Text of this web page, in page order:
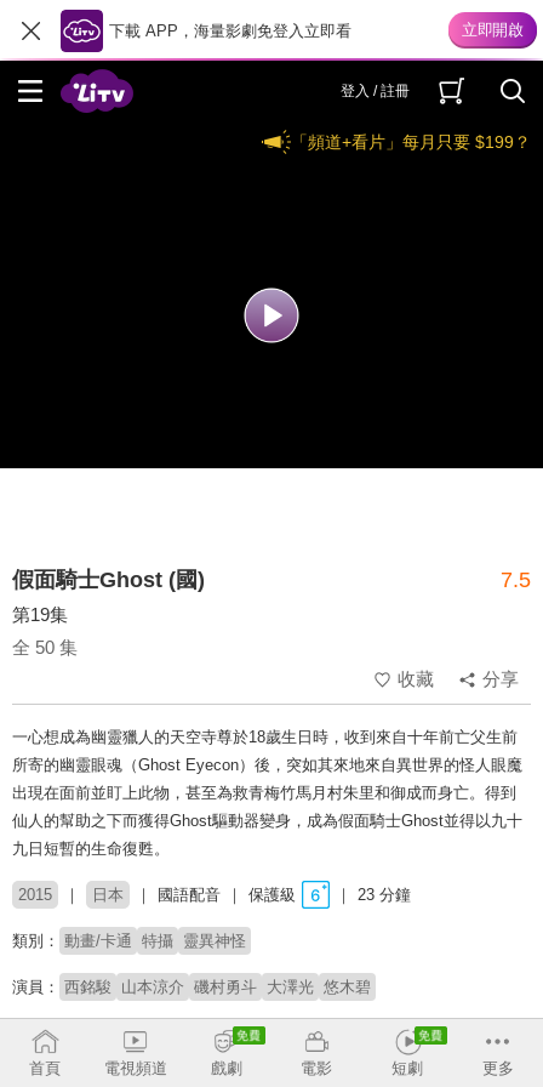
下載 APP，海量影劇免登入立即看
登入 / 註冊
「頻道+看片」每月只要 $199？
假面騎士Ghost (國) 7.5
第19集
全 50 集
收藏
分享
一心想成為幽靈獵人的天空寺尊於18歲生日時，收到來自十年前亡父生前
所寄的幽靈眼魂（Ghost Eyecon）後，突如其來地來自異世界的怪人眼魔
出現在面前並盯上此物，甚至為救青梅竹馬月村朱里和御成而身亡。得到
仙人的幫助之下而獲得Ghost驅動器變身，成為假面騎士Ghost並得以九十
九日短暫的生命復甦。
2015 日本 國語配音 保護級 23 分鐘
類別： 動畫/卡通 特攝 靈異神怪
演員： 西銘駿 山本涼介 磯村勇斗 大澤光 悠木碧
製作公司： 東映
導演： 小野寺章
首頁 電視頻道 戲劇 電影 短劇 更多